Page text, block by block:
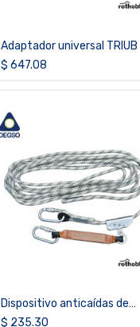
Adaptador universal TRIUB
$ 647.08
Dispositivo anticaídas de
tipo guiado para uso en línea
$ 235.30